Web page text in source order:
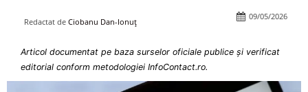
Redactat de Ciobanu Dan-Ionuț
09/05/2026
Articol documentat pe baza surselor oficiale publice și verificat
editorial conform metodologiei InfoContact.ro.